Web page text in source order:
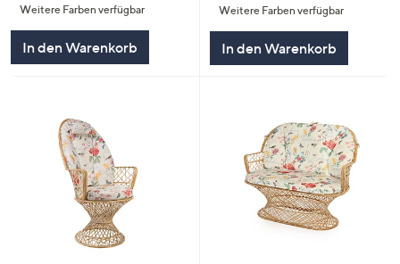
Weitere Farben verfügbar
In den Warenkorb
Weitere Farben verfügbar
In den Warenkorb